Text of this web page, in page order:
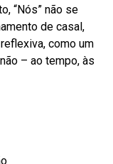
“Nós” não se
de casal,
como um
– ao tempo, às